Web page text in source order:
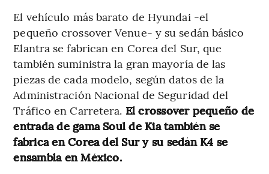
El vehículo más barato de Hyundai -el
pequeño crossover Venue- y su sedán básico
Elantra se fabrican en Corea del Sur, que
también suministra la gran mayoría de las
piezas de cada modelo, según datos de la
Administración Nacional de Seguridad del
Tráfico en Carretera. El crossover pequeño de
entrada de gama Soul de Kia también se
fabrica en Corea del Sur y su sedán K4 se
ensambla en México.